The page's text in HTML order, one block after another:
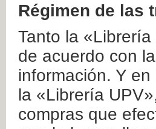
Régimen de las
Tanto la
de acuerdo con
información. Y
la «Librería
compras que